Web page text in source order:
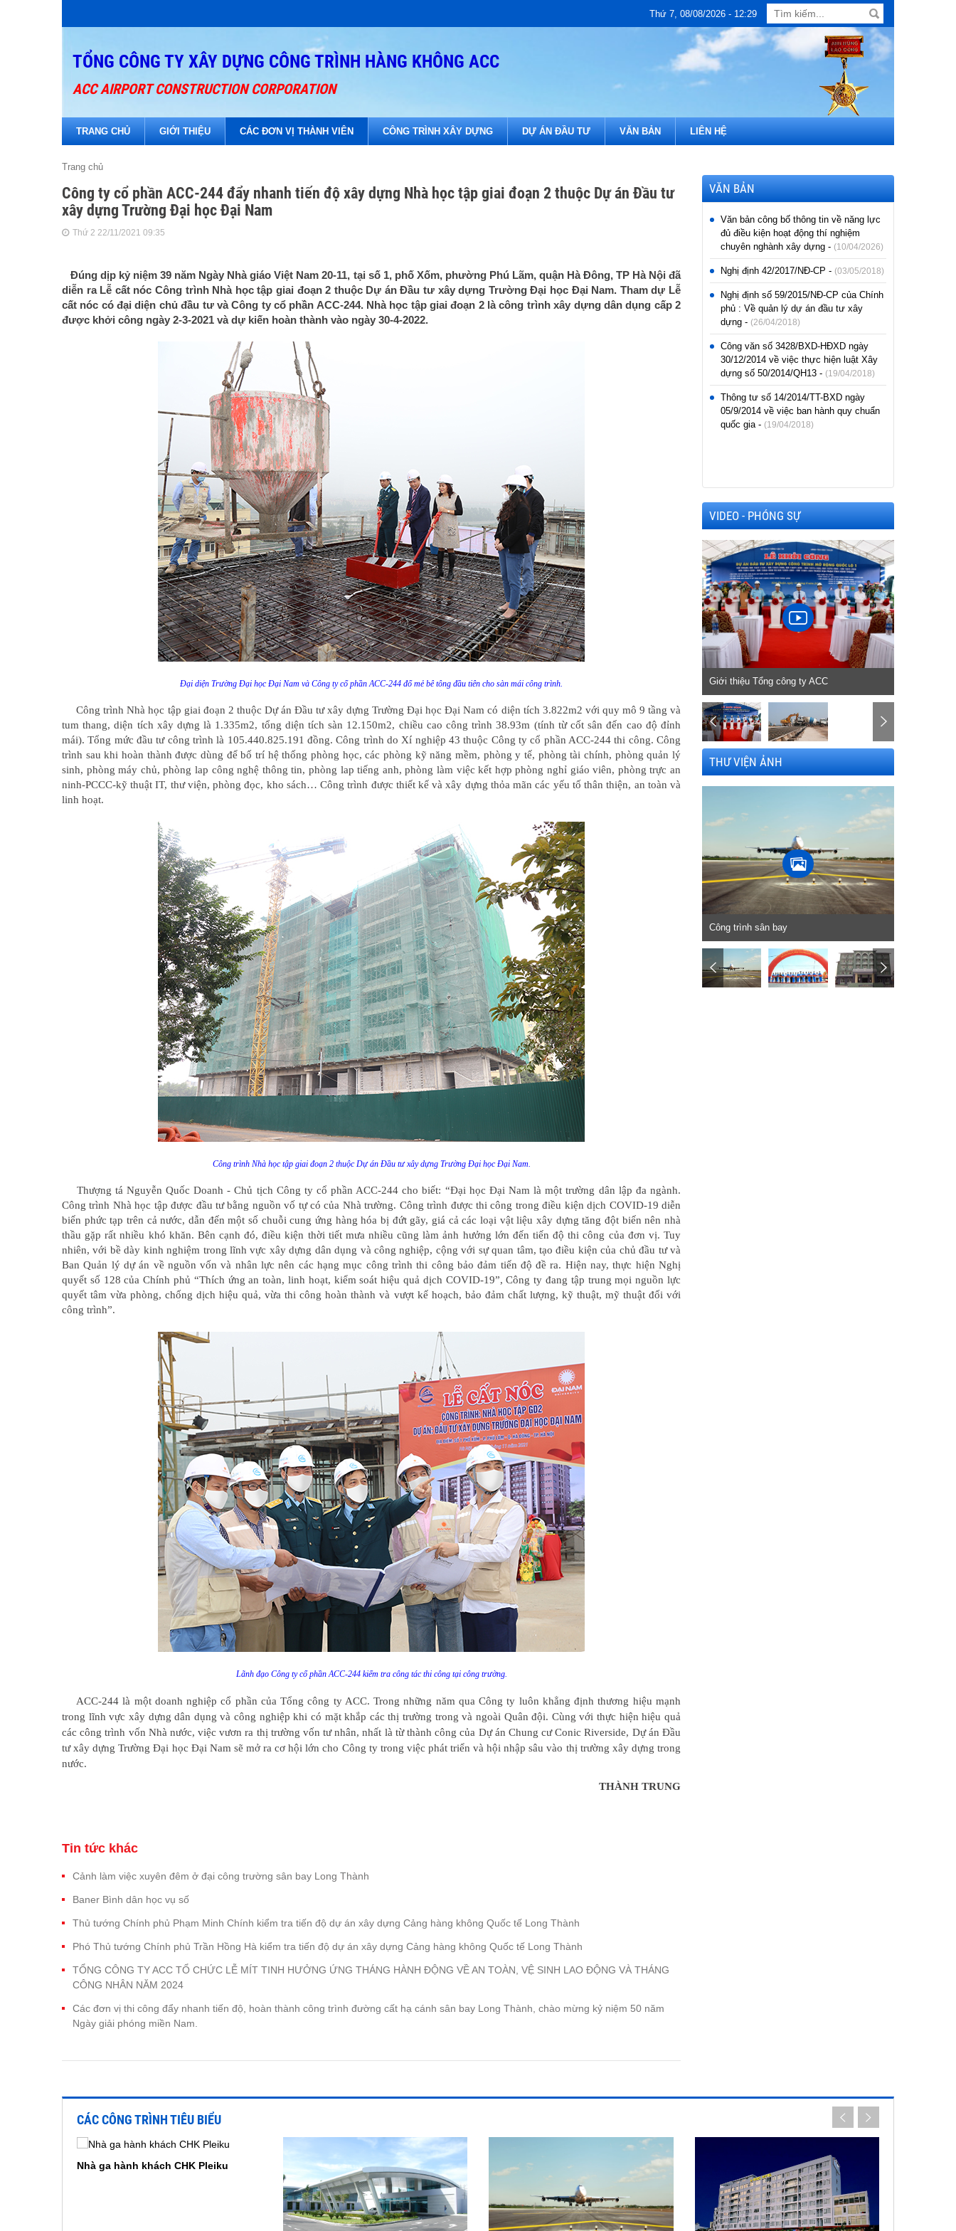
Thứ 7, 08/08/2026 - 12:29
TỔNG CÔNG TY XÂY DỰNG CÔNG TRÌNH HÀNG KHÔNG ACC
ACC AIRPORT CONSTRUCTION CORPORATION
TRANG CHỦ GIỚI THIỆU CÁC ĐƠN VỊ THÀNH VIÊN CÔNG TRÌNH XÂY DỰNG DỰ ÁN ĐẦU TƯ VĂN BẢN LIÊN HỆ
Trang chủ
Công ty cổ phần ACC-244 đẩy nhanh tiến độ xây dựng Nhà học tập giai đoạn 2 thuộc Dự án Đầu tư
xây dựng Trường Đại học Đại Nam
Thứ 2 22/11/2021 09:35
Đúng dịp kỷ niệm 39 năm Ngày Nhà giáo Việt Nam 20-11, tại số 1, phố Xốm, phường Phú Lãm, quận Hà Đông, TP Hà Nội đã
diễn ra Lễ cất nóc Công trình Nhà học tập giai đoạn 2 thuộc Dự án Đầu tư xây dựng Trường Đại học Đại Nam. Tham dự Lễ
cất nóc có đại diện chủ đầu tư và Công ty cổ phần ACC-244. Nhà học tập giai đoạn 2 là công trình xây dựng dân dụng cấp 2
được khởi công ngày 2-3-2021 và dự kiến hoàn thành vào ngày 30-4-2022.
Đại diện Trường Đại học Đại Nam và Công ty cổ phần ACC-244 đổ mẻ bê tông đầu tiên cho sàn mái công trình.
Công trình Nhà học tập giai đoạn 2 thuộc Dự án Đầu tư xây dựng Trường Đại học Đại Nam có diện tích 3.822m2 với quy mô 9 tầng và
tum thang, diện tích xây dựng là 1.335m2, tổng diện tích sàn 12.150m2, chiều cao công trình 38.93m (tính từ cốt sân đến cao độ đỉnh
mái). Tổng mức đầu tư công trình là 105.440.825.191 đồng. Công trình do Xí nghiệp 43 thuộc Công ty cổ phần ACC-244 thi công. Công
trình sau khi hoàn thành được dùng để bố trí hệ thống phòng học, các phòng kỹ năng mềm, phòng y tế, phòng tài chính, phòng quản lý
sinh, phòng máy chủ, phòng lap công nghệ thông tin, phòng lap tiếng anh, phòng làm việc kết hợp phòng nghỉ giáo viên, phòng trực an
ninh-PCCC-kỹ thuật IT, thư viện, phòng đọc, kho sách… Công trình được thiết kế và xây dựng thỏa mãn các yếu tố thân thiện, an toàn và
linh hoạt.
Công trình Nhà học tập giai đoạn 2 thuộc Dự án Đầu tư xây dựng Trường Đại học Đại Nam.
Thượng tá Nguyễn Quốc Doanh - Chủ tịch Công ty cổ phần ACC-244 cho biết: “Đại học Đại Nam là một trường dân lập đa ngành.
Công trình Nhà học tập được đầu tư bằng nguồn vố tự có của Nhà trường. Công trình được thi công trong điều kiện dịch COVID-19 diễn
biến phức tạp trên cả nước, dẫn đến một số chuỗi cung ứng hàng hóa bị đứt gãy, giá cả các loại vật liệu xây dựng tăng đột biến nên nhà
thầu gặp rất nhiều khó khăn. Bên cạnh đó, điều kiện thời tiết mưa nhiều cũng làm ảnh hưởng lớn đến tiến độ thi công của đơn vị. Tuy
nhiên, với bề dày kinh nghiệm trong lĩnh vực xây dựng dân dụng và công nghiệp, cộng với sự quan tâm, tạo điều kiện của chủ đầu tư và
Ban Quản lý dự án về nguồn vốn và nhân lực nên các hạng mục công trình thi công bảo đảm tiến độ đề ra. Hiện nay, thực hiện Nghị
quyết số 128 của Chính phủ “Thích ứng an toàn, linh hoạt, kiểm soát hiệu quả dịch COVID-19”, Công ty đang tập trung mọi nguồn lực
quyết tâm vừa phòng, chống dịch hiệu quả, vừa thi công hoàn thành và vượt kế hoạch, bảo đảm chất lượng, kỹ thuật, mỹ thuật đối với
công trình”.
Lãnh đạo Công ty cổ phần ACC-244 kiểm tra công tác thi công tại công trường.
ACC-244 là một doanh nghiệp cổ phần của Tổng công ty ACC. Trong những năm qua Công ty luôn khẳng định thương hiệu mạnh
trong lĩnh vực xây dựng dân dụng và công nghiệp khi có mặt khắp các thị trường trong và ngoài Quân đội. Cùng với thực hiện hiệu quả
các công trình vốn Nhà nước, việc vươn ra thị trường vốn tư nhân, nhất là từ thành công của Dự án Chung cư Conic Riverside, Dự án Đầu
tư xây dựng Trường Đại học Đại Nam sẽ mở ra cơ hội lớn cho Công ty trong việc phát triển và hội nhập sâu vào thị trường xây dựng trong
nước.
THÀNH TRUNG
Tin tức khác
Cảnh làm việc xuyên đêm ở đại công trường sân bay Long Thành
Baner Bình dân học vụ số
Thủ tướng Chính phủ Phạm Minh Chính kiểm tra tiến độ dự án xây dựng Cảng hàng không Quốc tế Long Thành
Phó Thủ tướng Chính phủ Trần Hồng Hà kiểm tra tiến độ dự án xây dựng Cảng hàng không Quốc tế Long Thành
TỔNG CÔNG TY ACC TỔ CHỨC LỄ MÍT TINH HƯỞNG ỨNG THÁNG HÀNH ĐỘNG VỀ AN TOÀN, VỆ SINH LAO ĐỘNG VÀ THÁNG
CÔNG NHÂN NĂM 2024
Các đơn vị thi công đẩy nhanh tiến độ, hoàn thành công trình đường cất hạ cánh sân bay Long Thành, chào mừng kỷ niệm 50 năm
Ngày giải phóng miền Nam.
VĂN BẢN
Văn bản công bố thông tin về năng lực
đủ điều kiện hoạt động thí nghiệm
chuyên nghành xây dựng - (10/04/2026)
Nghị định 42/2017/NĐ-CP - (03/05/2018)
Nghị định số 59/2015/NĐ-CP của Chính
phủ : Về quản lý dự án đầu tư xây
dựng - (26/04/2018)
Công văn số 3428/BXD-HĐXD ngày
30/12/2014 về việc thực hiện luật Xây
dựng số 50/2014/QH13 - (19/04/2018)
Thông tư số 14/2014/TT-BXD ngày
05/9/2014 về việc ban hành quy chuẩn
quốc gia - (19/04/2018)
VIDEO - PHÓNG SỰ
Khởi công 3 gói thầu chính xây dựng cảng
hàng không quốc tế Long Thành và Tân
Sơn Nhất
Hành trình phát triển nghành hàng không
Chủ tịch quốc hội Trần thanh mẫn thăm
kiểm tra sân bay Long thành
Giới thiệu Tổng công ty ACC
THƯ VIỆN ẢNH
Công trình dân dụng Sự kiện - Hoạt động
Công trình sân bay
CÁC CÔNG TRÌNH TIÊU BIỂU
Nhà ga hành khách CHK Pleiku